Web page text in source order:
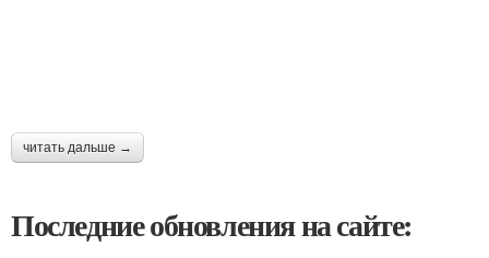
читать дальше →
Последние обновления на сайте: